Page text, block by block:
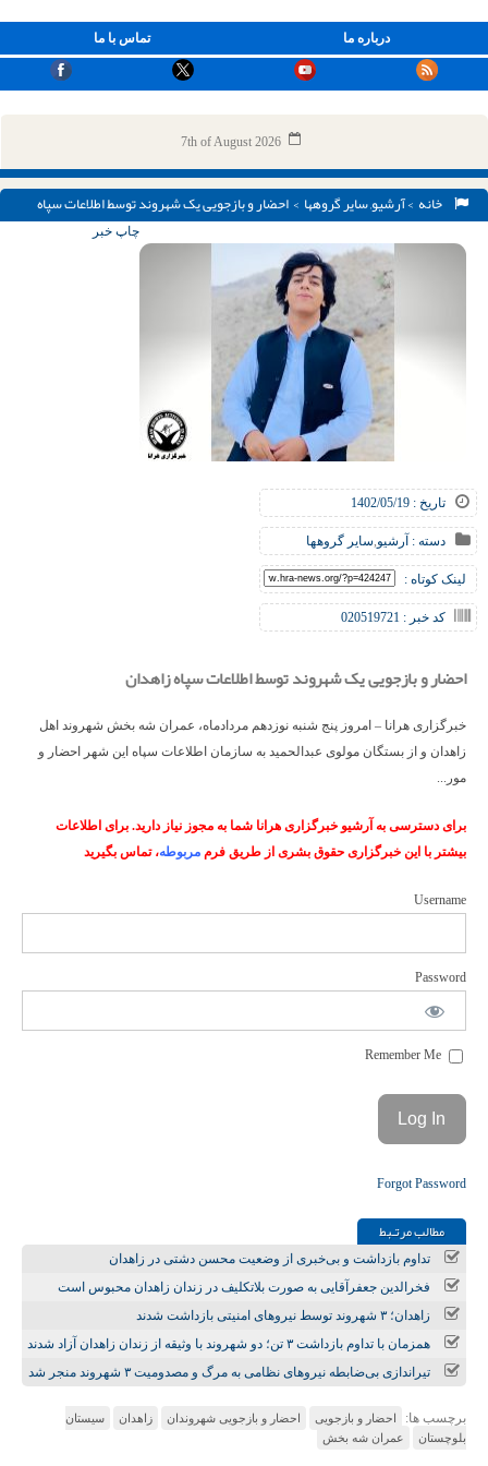
تماس با ما درباره ما
7th of August 2026
خانه >آرشیو,سایر گروهها > احضار و بازجویی یک شهروند توسط اطلاعات سپاه
تاریخ : 1402/05/19
دسته : آرشیو,سایر گروهها
لینک کوتاه :
کد خبر : 020519721
چاپ خبر
احضار و بازجویی یک شهروند توسط اطلاعات سپاه زاهدان
خبرگزاری هرانا – امروز پنج شنبه نوزدهم مردادماه، عمران شه بخش شهروند اهل
زاهدان و از بستگان مولوی عبدالحمید به سازمان اطلاعات سپاه این شهر احضار و
مور...
برای دسترسی به آرشیو خبرگزاری هرانا شما به مجوز نیاز دارید. برای اطلاعات
بیشتر با این خبرگزاری حقوق بشری از طریق فرم مربوطه، تماس بگیرید
Username
Password
Forgot Password
مطالب مرتـبط
تداوم بازداشت و بی‌خبری از وضعیت محسن دشتی در زاهدان
فخرالدین جعفرآقایی به صورت بلاتکلیف در زندان زاهدان محبوس است
زاهدان؛ ۳ شهروند توسط نیروهای امنیتی بازداشت شدند
همزمان با تداوم بازداشت ۳ تن؛ دو شهروند با وثیقه از زندان زاهدان آزاد شدند
تیراندازی بی‌ضابطه نیروهای نظامی به مرگ و مصدومیت ۳ شهروند منجر شد
برچسب ها: احضار و بازجویی احضار و بازجویی شهروندان زاهدان
سیستان
بلوچستان
عمران شه بخش